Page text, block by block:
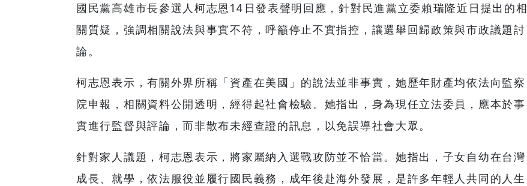
國民黨高雄市長參選人柯志恩14日發表聲明回應，針對民進黨立委賴瑞隆近日提出的相
關質疑，強調相關說法與事實不符，呼籲停止不實指控，讓選舉回歸政策與市政議題討
論。
柯志恩表示，有關外界所稱「資產在美國」的說法並非事實，她歷年財產均依法向監察
院申報，相關資料公開透明，經得起社會檢驗。她指出，身為現任立法委員，應本於事
實進行監督與評論，而非散布未經查證的訊息，以免誤導社會大眾。
針對家人議題，柯志恩表示，將家屬納入選戰攻防並不恰當。她指出，子女自幼在台灣
成長、就學，依法服役並履行國民義務，成年後赴海外發展，是許多年輕人共同的人生